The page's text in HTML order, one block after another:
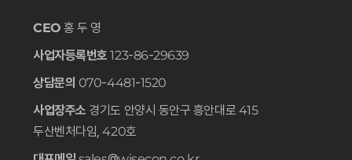
CEO 홍 두 영
사업자등록번호 123-86-29639
상담문의 070-4481-1520
사업장주소 경기도 안양시 동안구 흥안대로 415
두산벤처다임, 420호